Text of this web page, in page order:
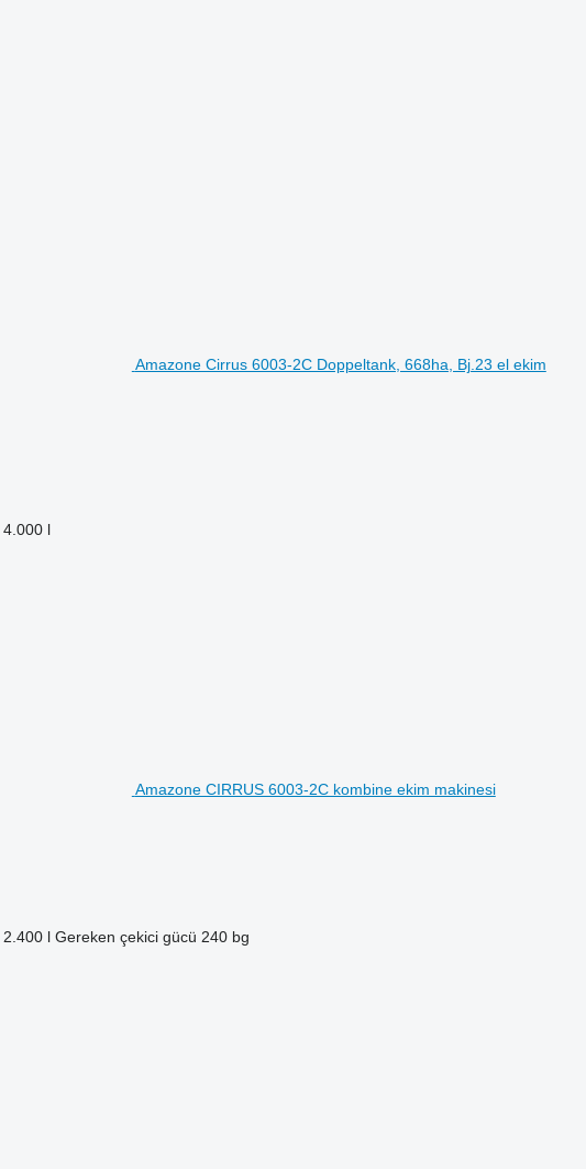
Amazone Cirrus 6003-2C Doppeltank, 668ha, Bj.23 el ekim
4.000 l
Amazone CIRRUS 6003-2C kombine ekim makinesi
2.400 l Gereken çekici gücü 240 bg